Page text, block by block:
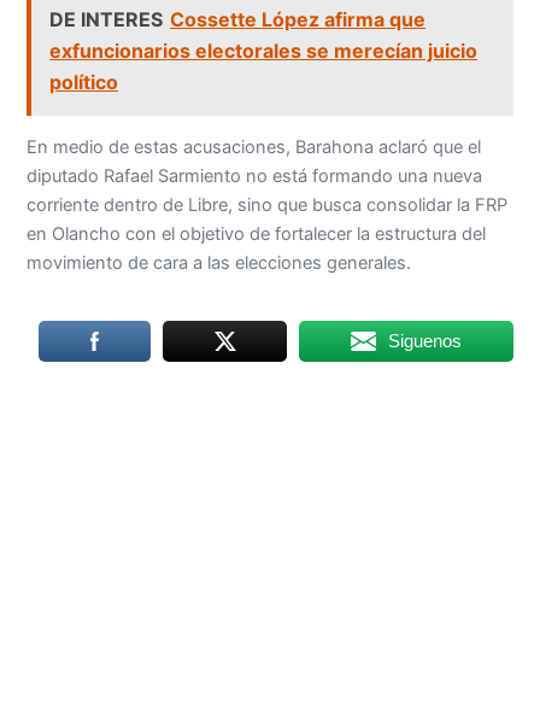
DE INTERES Cossette López afirma que
exfuncionarios electorales se merecían juicio
político
En medio de estas acusaciones, Barahona aclaró que el
diputado Rafael Sarmiento no está formando una nueva
corriente dentro de Libre, sino que busca consolidar la FRP
en Olancho con el objetivo de fortalecer la estructura del
movimiento de cara a las elecciones generales.
Siguenos